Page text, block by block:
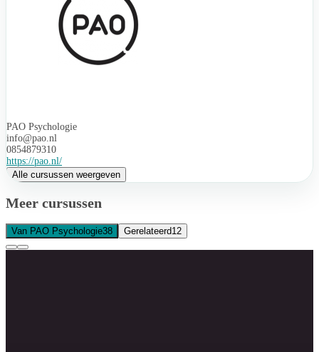
PAO Psychologie
info@pao.nl
0854879310
https://pao.nl/
Alle cursussen weergeven
Meer cursussen
Van PAO Psychologie38 Gerelateerd12